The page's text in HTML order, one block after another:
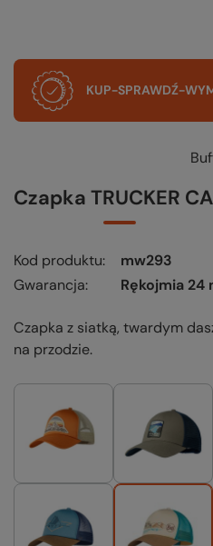
KUP-SPRAWDŹ-
Czapka TRUCKER
Kod produktu
mw293
Gwarancja
Rękojmia 24
Czapka z siatką, twardym
na przodzie.